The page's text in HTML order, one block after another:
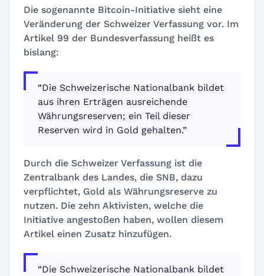
Die sogenannte Bitcoin-Initiative sieht eine
Veränderung der Schweizer Verfassung vor. Im
Artikel 99 der Bundesverfassung heißt es
bislang:
“Die Schweizerische Nationalbank bildet
aus ihren Erträgen ausreichende
Währungsreserven; ein Teil dieser
Reserven wird in Gold gehalten.”
Durch die Schweizer Verfassung ist die
Zentralbank des Landes, die SNB, dazu
verpflichtet, Gold als Währungsreserve zu
nutzen. Die zehn Aktivisten, welche die
Initiative angestoßen haben, wollen diesem
Artikel einen Zusatz hinzufügen.
“Die Schweizerische Nationalbank bildet